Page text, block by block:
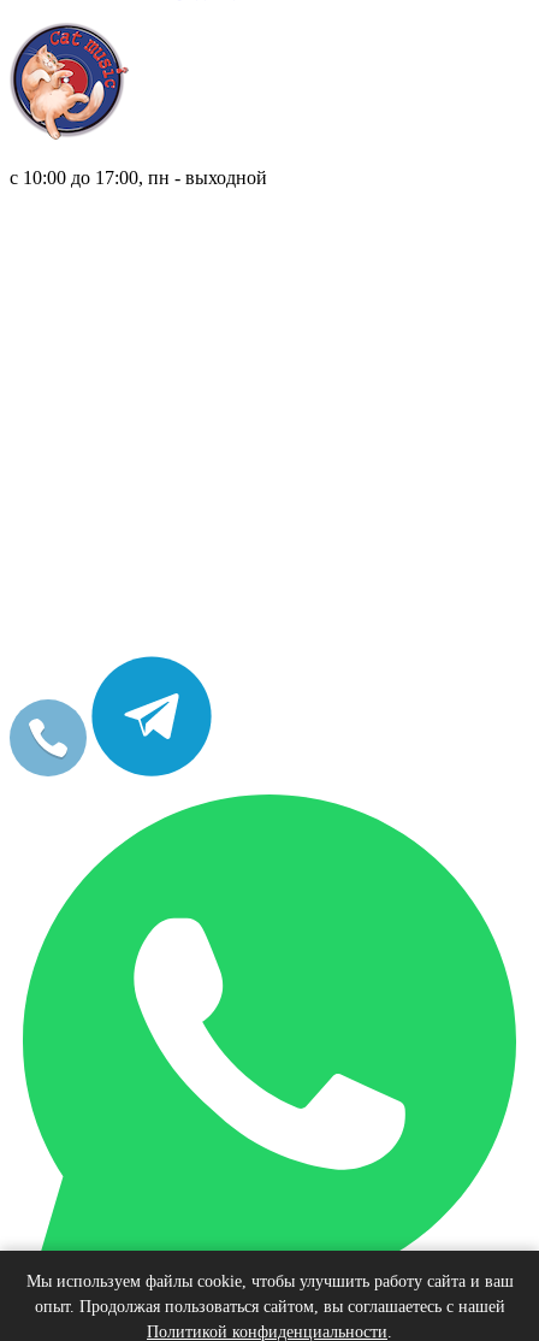
с 10:00 до 17:00, пн - выходной
Наверх
Мы используем файлы cookie, чтобы улучшить работу сайта и ваш
опыт. Продолжая пользоваться сайтом, вы соглашаетесь с нашей
Политикой конфиденциальности.